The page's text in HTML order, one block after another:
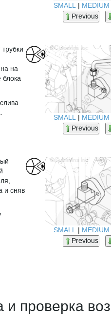
SMALL | MEDIUM
Previous
на
блока
SMALL | MEDIUM
Previous
и сняв
SMALL | MEDIUM
Previous
и проверка